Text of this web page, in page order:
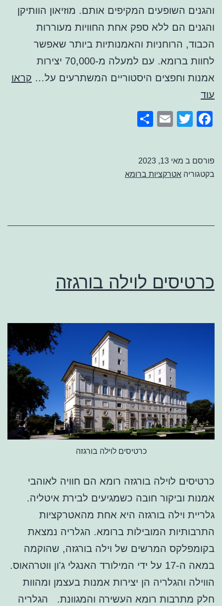
והגנים השופעים המקיפים אותם. מוזיאון הוותיקן
והגנים הם ללא ספק אחת החוויות מעוררות
הכבוד, הרוחניות והאמנותיות ביותר שאפשר
לחוות ברומא. עם למעלה מ-70,000 יצירות
אמנות וחפצים היסטוריים המשתרעים על… קראו
עודמוזיאון
הוותיקן
רומא
Facebook
Twitter
Email
פורסם ב מאי 13, 2023
בקטגוריה אטרקציות ברומא
כרטיסים לוילה בורגזה
כרטיסים לוילה בורגזה
כרטיסים לוילה בורגזה רומא הם חוויה לאוהבי
אמנות וביקור חובה כשמגיעים לבירת איטליה.
גלריית וילה בורגזה היא אחת מהאטרקציות
התרבותיות המובילות ברומא. הגלריה נמצאת
בקומפלקס המרשים של וילה בורגזה, שהוקמה
במאה ה-17 על ידי המילורד האנגלי ג'ון ווטרהאוס.
הווילה והגלריה הן יצירות אמנות בעצמן ומהוות
חלק מתרבות רומא העשירה והמגוונת. הגלריה